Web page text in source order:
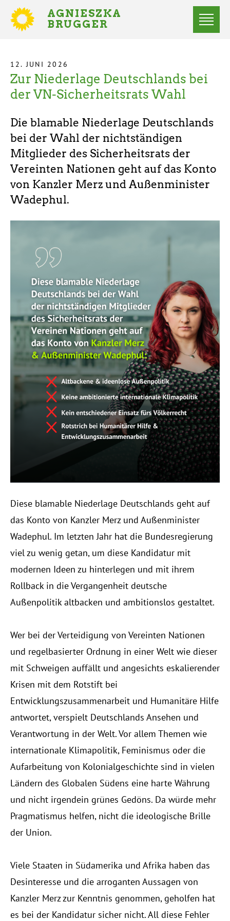
Direkt
zum
Inhalt
AGNIESZKA
BRUGGER
Pfadnavigation
Startseite
12. JUNI 2026
Zur Niederlage Deutschlands bei
der VN-Sicherheitsrats Wahl
Die blamable Niederlage Deutschlands
bei der Wahl der nichtständigen
Mitglieder des Sicherheitsrats der
Vereinten Nationen geht auf das Konto
von Kanzler Merz und Außenminister
Wadephul.
Diese blamable Niederlage Deutschlands geht auf
das Konto von Kanzler Merz und Außenminister
Wadephul. Im letzten Jahr hat die Bundesregierung
viel zu wenig getan, um diese Kandidatur mit
modernen Ideen zu hinterlegen und mit ihrem
Rollback in die Vergangenheit deutsche
Außenpolitik altbacken und ambitionslos gestaltet.
Wer bei der Verteidigung von Vereinten Nationen
und regelbasierter Ordnung in einer Welt wie dieser
mit Schweigen auffällt und angesichts eskalierender
Krisen mit dem Rotstift bei
Entwicklungszusammenarbeit und Humanitäre Hilfe
antwortet, verspielt Deutschlands Ansehen und
Verantwortung in der Welt. Vor allem Themen wie
internationale Klimapolitik, Feminismus oder die
Aufarbeitung von Kolonialgeschichte sind in vielen
Ländern des Globalen Südens eine harte Währung
und nicht irgendein grünes Gedöns. Da würde mehr
Pragmatismus helfen, nicht die ideologische Brille
der Union.
Viele Staaten in Südamerika und Afrika haben das
Desinteresse und die arroganten Aussagen von
Kanzler Merz zur Kenntnis genommen, geholfen hat
es bei der Kandidatur sicher nicht. All diese Fehler